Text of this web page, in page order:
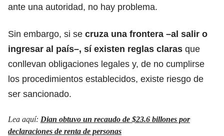
ante una autoridad, no hay problema.
Sin embargo, si se cruza una frontera –al salir o
ingresar al país–, sí existen reglas claras que
conllevan obligaciones legales y, de no cumplirse
los procedimientos establecidos, existe riesgo de
ser sancionado.
Lea aquí: Dian obtuvo un recaudo de $23.6 billones por
declaraciones de renta de personas